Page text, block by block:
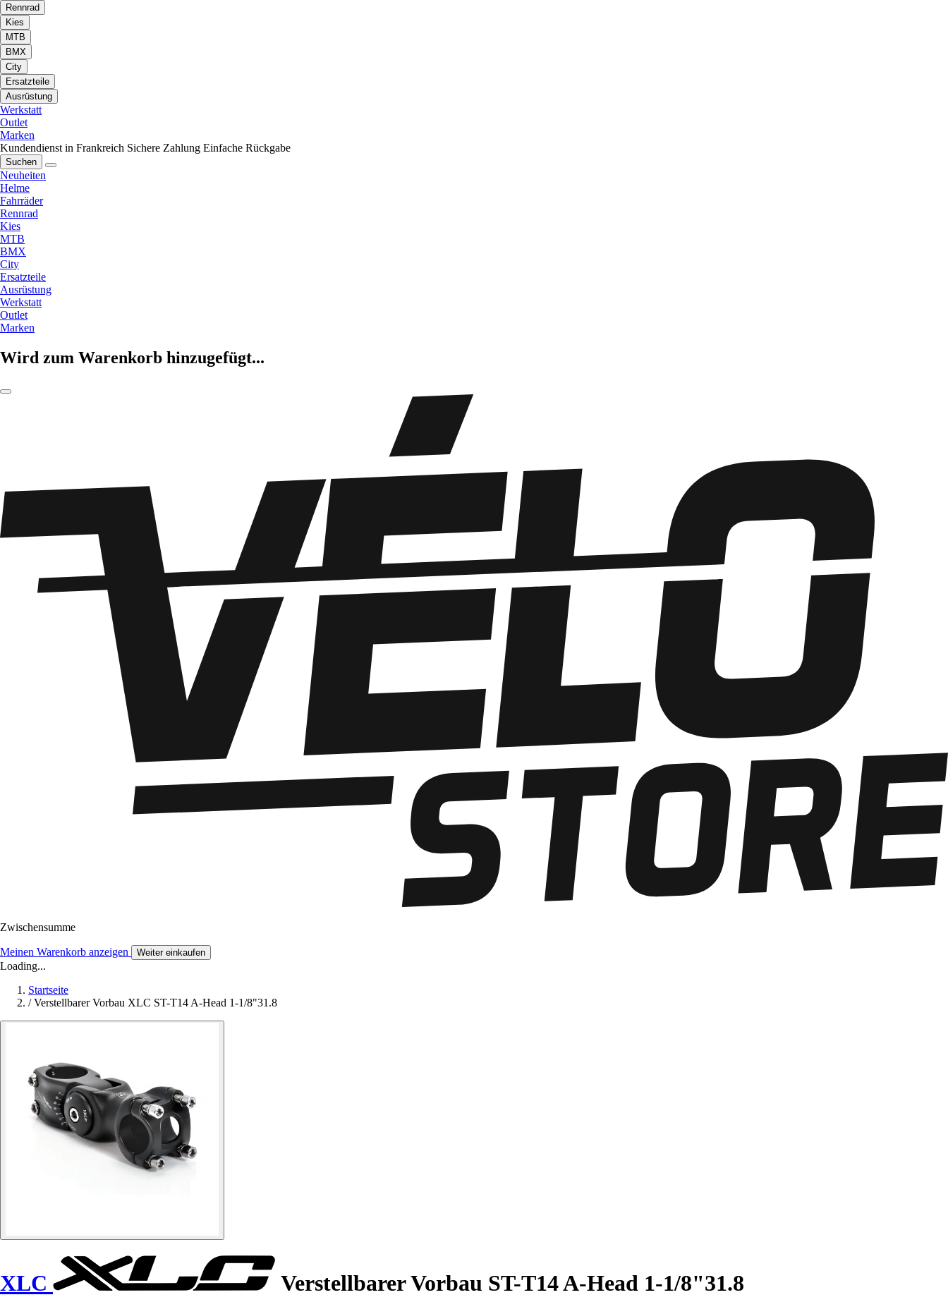
Rennrad
Kies
MTB
BMX
City
Ersatzteile
Ausrüstung
Werkstatt
Outlet
Marken
Kundendienst in Frankreich Sichere Zahlung Einfache Rückgabe
Suchen
Neuheiten
Helme
Fahrräder
Rennrad
Kies
MTB
BMX
City
Ersatzteile
Ausrüstung
Werkstatt
Outlet
Marken
Wird zum Warenkorb hinzugefügt...
Zwischensumme
Meinen Warenkorb anzeigen Weiter einkaufen
Loading...
Startseite
/ Verstellbarer Vorbau XLC ST-T14 A-Head 1-1/8"31.8
XLC Verstellbarer Vorbau ST-T14 A-Head 1-1/8"31.8